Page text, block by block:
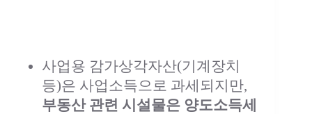
사업용 감가상각자산(기계장치
등)은 사업소득으로 과세되지만,
부동산 관련 시설물은 양도소득세